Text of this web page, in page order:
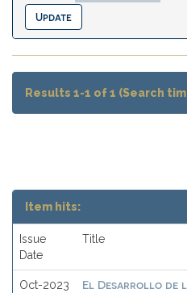
Results 1-1 of 1 (Search
Item hits:
Issue
Date
Title
Oct-2023
El Desarrollo de